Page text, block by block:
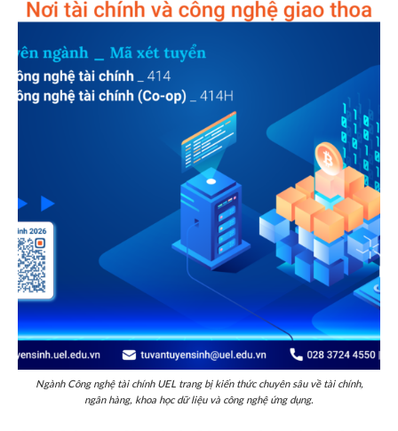
Ngành Công nghệ tài chính UEL trang bị kiến thức chuyên sâu về tài chính,
ngân hàng, khoa học dữ liệu và công nghệ ứng dụng.